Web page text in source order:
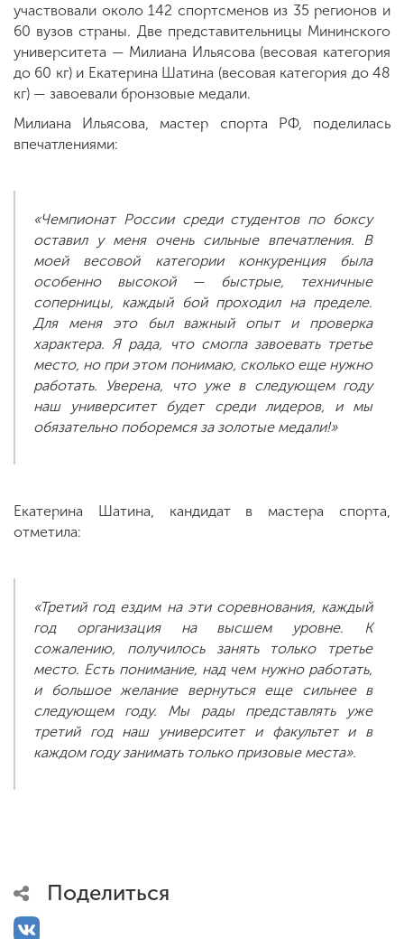
участвовали около 142 спортсменов из 35 регионов и
60 вузов страны. Две представительницы Мининского
университета — Милиана Ильясова (весовая категория
до 60 кг) и Екатерина Шатина (весовая категория до 48
кг) — завоевали бронзовые медали.
Милиана Ильясова, мастер спорта РФ, поделилась
впечатлениями:
«Чемпионат России среди студентов по боксу
оставил у меня очень сильные впечатления. В
моей весовой категории конкуренция была
особенно высокой — быстрые, техничные
соперницы, каждый бой проходил на пределе.
Для меня это был важный опыт и проверка
характера. Я рада, что смогла завоевать третье
место, но при этом понимаю, сколько еще нужно
работать. Уверена, что уже в следующем году
наш университет будет среди лидеров, и мы
обязательно поборемся за золотые медали!»
Екатерина Шатина, кандидат в мастера спорта,
отметила:
«Третий год ездим на эти соревнования, каждый
год организация на высшем уровне. К
сожалению, получилось занять только третье
место. Есть понимание, над чем нужно работать,
и большое желание вернуться еще сильнее в
следующем году. Мы рады представлять уже
третий год наш университет и факультет и в
каждом году занимать только призовые места».
Поделиться